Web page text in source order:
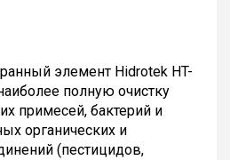
элемент Hidrotek HT-
полную очистку
примесей, бактерий и
органических и
(пестицидов,